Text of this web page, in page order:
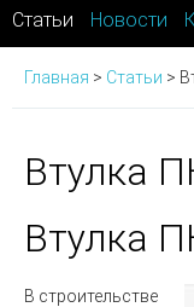
Статьи Новости
Главная > Статьи >
Втулка
Втулка
В строительстве